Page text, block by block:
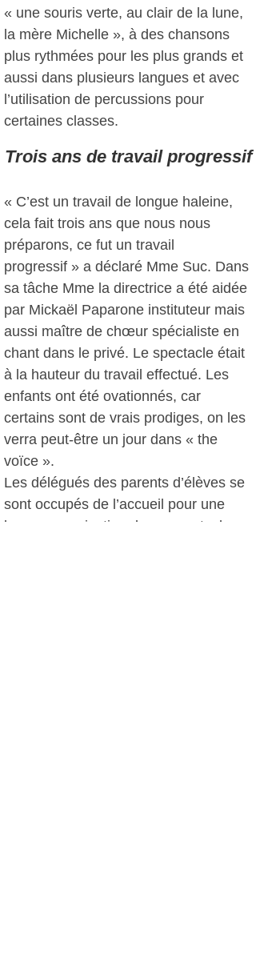
« une souris verte, au clair de la lune,
la mère Michelle », à des chansons
plus rythmées pour les plus grands et
aussi dans plusieurs langues et avec
l’utilisation de percussions pour
certaines classes.
Trois ans de travail progressif
« C’est un travail de longue haleine,
cela fait trois ans que nous nous
préparons, ce fut un travail
progressif » a déclaré Mme Suc. Dans
sa tâche Mme la directrice a été aidée
par Mickaël Paparone instituteur mais
aussi maître de chœur spécialiste en
chant dans le privé. Le spectacle était
à la hauteur du travail effectué. Les
enfants ont été ovationnés, car
certains sont de vrais prodiges, on les
verra peut-être un jour dans « the
voïce ».
Les délégués des parents d’élèves se
sont occupés de l’accueil pour une
bonne organisation de ce spectacle.